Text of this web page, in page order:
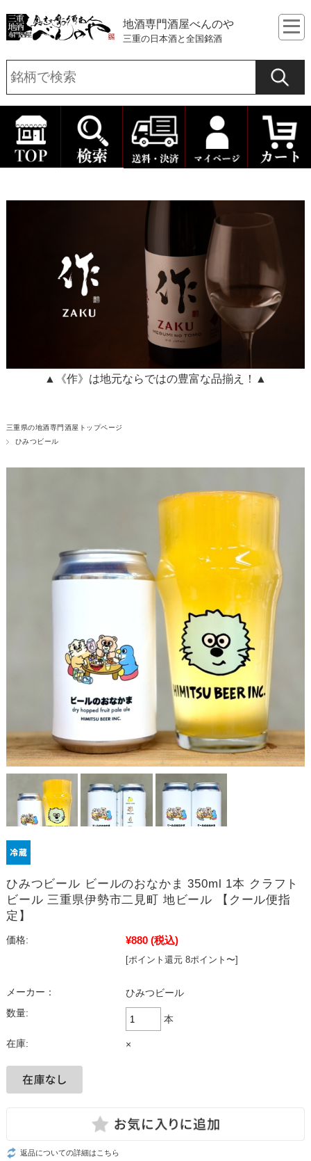
地酒専門酒屋べんのや
三重の日本酒と全国銘酒
▲《作》は地元ならではの豊富な品揃え！▲
三重県の地酒専門酒屋トップページ
ひみつビール
ひみつビール ビールのおなかま 350ml 1本 クラフト
ビール 三重県伊勢市二見町 地ビール 【クール便指
定】
価格: ¥880 (税込)
[ポイント還元 8ポイント〜]
メーカー：
ひみつビール
数量:
本
在庫: ×
返品についての詳細はこちら